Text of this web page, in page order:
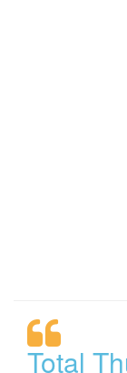
Total